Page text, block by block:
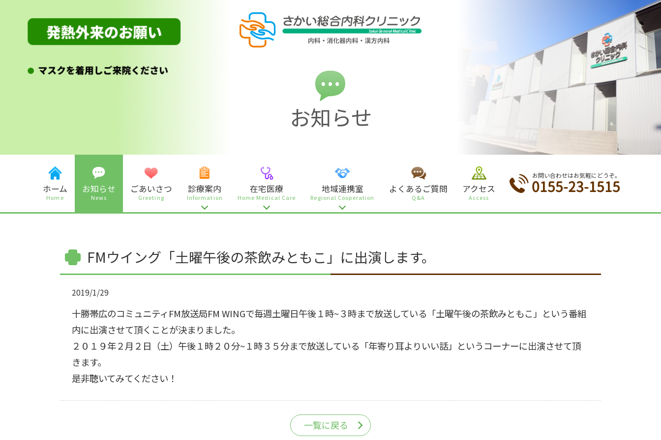
お知らせ
お問い合わせはお気軽にどうぞ。
0155-23-1515
ホーム お知らせ ごあいさつ 診療案内 在宅医療 地域連携室 よくあるご質問 アクセス
FMウイング「土曜午後の茶飲みともこ」に出演します。
2019/1/29
十勝帯広のコミュニティ FM放送局FM WINGで毎週土曜日午後１時~３時まで放送している「土曜午後の茶飲みともこ」という番組
内に出演させて頂くことが決まりました。
２０１９年２月２日（土）午後１時２０分~１時３５分まで放送している「年寄り耳よりいい話」というコーナーに出演させて頂
きます。
是非聴いてみてください！
一覧に戻る